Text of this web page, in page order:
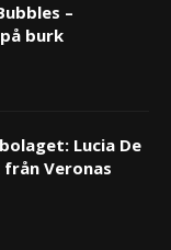
–
burk
Lucia De
från Veronas